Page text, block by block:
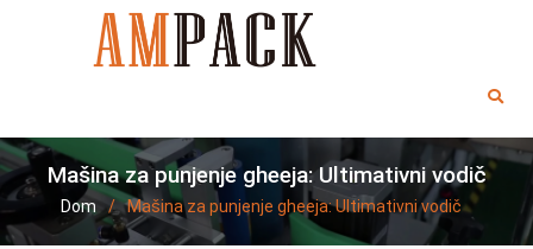
Mašina za punjenje gheeja: Ultimativni vodič
Dom Mašina za punjenje gheeja: Ultimativni vodič